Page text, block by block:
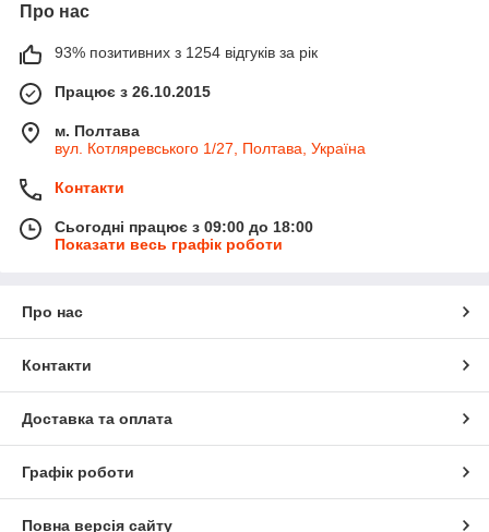
Про нас
93% позитивних з 1254 відгуків за рік
Працює з 26.10.2015
м. Полтава
вул. Котляревського 1/27, Полтава, Україна
Контакти
Сьогодні працює з 09:00 до 18:00
Показати весь графік роботи
Про нас
Контакти
Доставка та оплата
Графік роботи
Повна версія сайту